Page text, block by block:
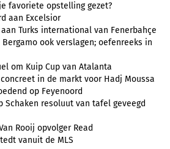
favoriete opstelling gezet?
aan Excelsior
Turks international van Fenerbahçe
Bergamo ook verslagen; oefenreeks in
om Kuip Cup van Atalanta
in de markt voor Hadj Moussa
op Feyenoord
Schaken resoluut van tafel geveegd
Rooij opvolger Read
vanuit de MLS